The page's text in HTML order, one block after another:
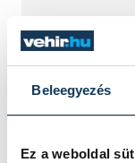
Beleegyezés
Ez a weboldal
Rá sem
hőség.
országok
volt példa.